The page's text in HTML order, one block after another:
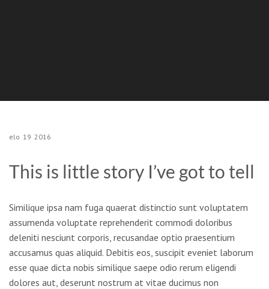
elo 19 2016
This is little story I’ve got to tell
Similique ipsa nam fuga quaerat distinctio sunt voluptatem
assumenda voluptate reprehenderit commodi doloribus
deleniti nesciunt corporis, recusandae optio praesentium
accusamus quas aliquid. Debitis eos, suscipit eveniet laborum
esse quae dicta nobis similique saepe odio rerum eligendi
dolores aut, deserunt nostrum at vitae ducimus non